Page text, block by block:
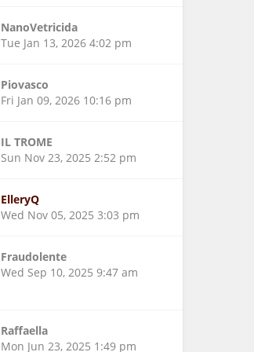
NanoVetricida
Tue Jan 13, 2026 4:02 pm
Piovasco
Fri Jan 09, 2026 10:16 pm
IL TROME
Sun Nov 23, 2025 2:52 pm
ElleryQ
Wed Nov 05, 2025 3:03 pm
Fraudolente
Wed Sep 10, 2025 9:47 am
Raffaella
Mon Jun 23, 2025 1:49 pm